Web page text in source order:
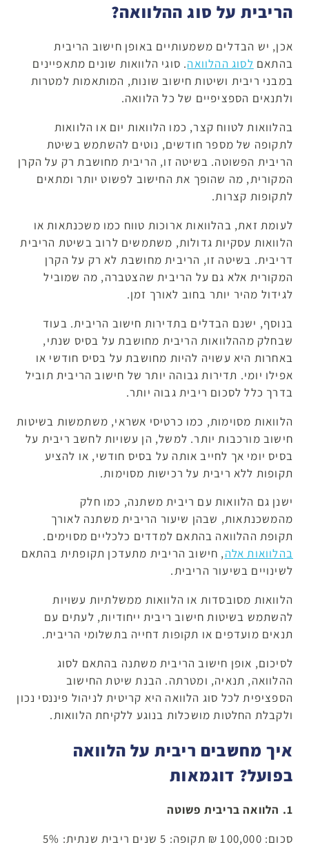
הריבית על סוג ההלוואה?
אכן, יש הבדלים משמעותיים באופן חישוב הריבית
בהתאם לסוג ההלוואה. סוגי הלוואות שונים מתאפיינים
במבני ריבית ושיטות חישוב שונות, המותאמות למטרות
ולתנאים הספציפיים של כל הלוואה.
בהלוואות לטווח קצר, כמו הלוואות יום או הלוואות
לתקופה של מספר חודשים, נוטים להשתמש בשיטת
הריבית הפשוטה. בשיטה זו, הריבית מחושבת רק על הקרן
המקורית, מה שהופך את החישוב לפשוט יותר ומתאים
לתקופות קצרות.
לעומת זאת, בהלוואות ארוכות טווח כמו משכנתאות או
הלוואות עסקיות גדולות, משתמשים לרוב בשיטת הריבית
דריבית. בשיטה זו, הריבית מחושבת לא רק על הקרן
המקורית אלא גם על הריבית שהצטברה, מה שמוביל
לגידול מהיר יותר בחוב לאורך זמן.
בנוסף, ישנם הבדלים בתדירות חישוב הריבית. בעוד
שבחלק מההלוואות הריבית מחושבת על בסיס שנתי,
באחרות היא עשויה להיות מחושבת על בסיס חודשי או
אפילו יומי. תדירות גבוהה יותר של חישוב הריבית תוביל
בדרך כלל לסכום ריבית גבוה יותר.
הלוואות מסוימות, כמו כרטיסי אשראי, משתמשות בשיטות
חישוב מורכבות יותר. למשל, הן עשויות לחשב ריבית על
בסיס יומי אך לחייב אותה על בסיס חודשי, או להציע
תקופות ללא ריבית על רכישות מסוימות.
ישנן גם הלוואות עם ריבית משתנה, כמו חלק
מהמשכנתאות, שבהן שיעור הריבית משתנה לאורך
תקופת ההלוואה בהתאם למדדים כלכליים מסוימים.
בהלוואות אלה, חישוב הריבית מתעדכן תקופתית בהתאם
לשינויים בשיעור הריבית.
הלוואות מסובסדות או הלוואות ממשלתיות עשויות
להשתמש בשיטות חישוב ריבית ייחודיות, לעתים עם
תנאים מועדפים או תקופות דחייה בתשלומי הריבית.
לסיכום, אופן חישוב הריבית משתנה בהתאם לסוג
ההלוואה, תנאיה, ומטרתה. הבנת שיטת החישוב
הספציפית לכל סוג הלוואה היא קריטית לניהול פיננסי נכון
ולקבלת החלטות מושכלות בנוגע ללקיחת הלוואות.
איך מחשבים ריבית על הלוואה
בפועל? דוגמאות
1. הלוואה בריבית פשוטה
סכום: 100,000 ₪ תקופה: 5 שנים ריבית שנתית: 5%